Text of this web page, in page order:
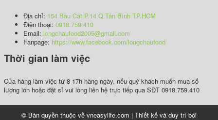
Địa chỉ: 154 Bàu Cát P.14 Q.Tân Bình TP.HCM
Điện thoại: 0918.759.410
Email: longchaufood2005@gmail.com
Fanpage: https://www.facebook.com/longchaufood
Thời gian làm việc
Cửa hàng làm việc từ 8-17h hàng ngày, nếu quý khách muốn mua số
lượng lớn hoặc đặt sỉ vui lòng liên hệ trực tiếp qua SĐT 0918.759.410
© Bản quyền thuộc về vneasylife.com | Thiết kế và duy trì bởi